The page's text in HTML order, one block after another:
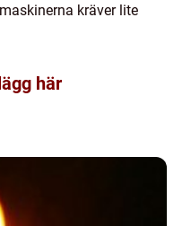
kräver lite
här